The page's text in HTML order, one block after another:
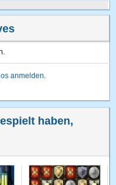
anmelden.
haben,